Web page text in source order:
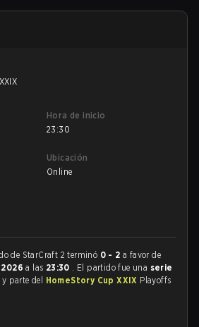
Hora de inicio
23:30
Ubicación
Online
de StarCraft 2 terminó 0 - 2 a favor de
2026a las 23:30 . El partido fue una serie
y parte del HomeStory Cup XXIX Playoffs